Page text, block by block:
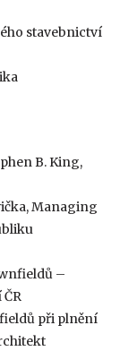
stavebnictví
B. King,
Managing
–
při plnění